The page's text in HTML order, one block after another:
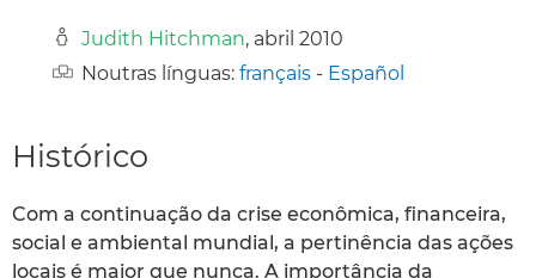
Judith Hitchman, abril 2010
Noutras línguas: français - Español
Histórico
Com a continuação da crise econômica, financeira,
social e ambiental mundial, a pertinência das ações
locais é maior que nunca. A importância da